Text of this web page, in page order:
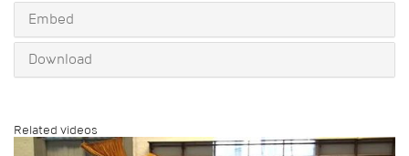
Embed
Download
Related videos